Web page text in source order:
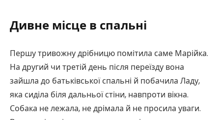
Дивне місце в спальні
Першу тривожну дрібницю помітила саме Марійка.
На другий чи третій день після переїзду вона
зайшла до батьківської спальні й побачила Ладу,
яка сиділа біля дальньої стіни, навпроти вікна.
Собака не лежала, не дрімала й не просила уваги.